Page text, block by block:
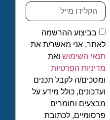
בביצוע ההרשמה
לאתר, אני מאשר/ת את
תנאי השימוש ואת
מדיניות הפרטיות
ומסכים/ה לקבל תכנים
ועדכונים, כולל מידע על
מבצעים וחומרים
פרסומיים, לכתובת